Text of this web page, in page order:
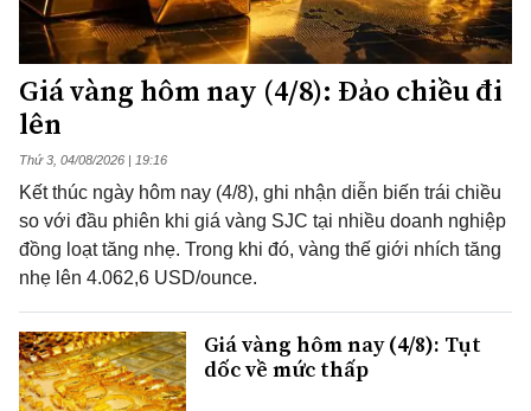
Giá vàng hôm nay (4/8): Đảo chiều đi
lên
Thứ 3, 04/08/2026 | 19:16
Kết thúc ngày hôm nay (4/8), ghi nhận diễn biến trái chiều
so với đầu phiên khi giá vàng SJC tại nhiều doanh nghiệp
đồng loạt tăng nhẹ. Trong khi đó, vàng thế giới nhích tăng
nhẹ lên 4.062,6 USD/ounce.
Giá vàng hôm nay (4/8): Tụt
dốc về mức thấp